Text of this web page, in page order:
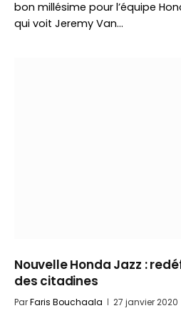
bon millésime pour l’équipe
qui voit Jeremy Van…
Nouvelle Honda Jazz :
des citadines
ParFaris Bouchaala 27 janvier 2020